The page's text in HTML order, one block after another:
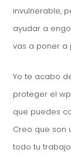
invulnerable,
ayudar a
vas a poner a
Yo te acabo
proteger el
que puedes
Creo que son
todo tu